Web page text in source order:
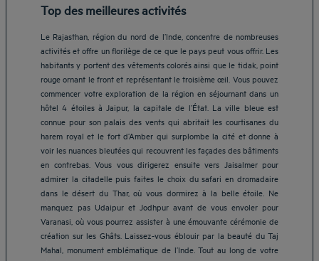
Top des meilleures activités
Le Rajasthan, région du nord de l’Inde, concentre de nombreuses
activités et offre un florilège de ce que le pays peut vous offrir. Les
habitants y portent des vêtements colorés ainsi que le tidak, point
rouge ornant le front et représentant le troisième œil. Vous pouvez
commencer votre exploration de la région en séjournant dans un
hôtel 4 étoiles à Jaipur, la capitale de l’État. La ville bleue est
connue pour son palais des vents qui abritait les courtisanes du
harem royal et le fort d’Amber qui surplombe la cité et donne à
voir les nuances bleutées qui recouvrent les façades des bâtiments
en contrebas. Vous vous dirigerez ensuite vers Jaisalmer pour
admirer la citadelle puis faites le choix du safari en dromadaire
dans le désert du Thar, où vous dormirez à la belle étoile. Ne
manquez pas Udaipur et Jodhpur avant de vous envoler pour
Varanasi, où vous pourrez assister à une émouvante cérémonie de
création sur les Ghâts. Laissez-vous éblouir par la beauté du Taj
Mahal, monument emblématique de l’Inde. Tout au long de votre
Hôtels Aix-les-Bains
Hôtels Marseille